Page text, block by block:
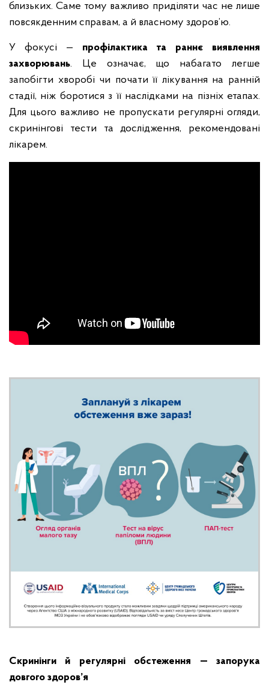
близьких. Саме тому важливо приділяти час не лише
повсякденним справам, а й власному здоров’ю.
У фокусі — профілактика та раннє виявлення
захворювань. Це означає, що набагато легше
запобігти хворобі чи почати її лікування на ранній
стадії, ніж боротися з її наслідками на пізніх етапах.
Для цього важливо не пропускати регулярні огляди,
скринінгові тести та дослідження, рекомендовані
лікарем.
Скринінги й регулярні обстеження — запорука
довгого здоров’я